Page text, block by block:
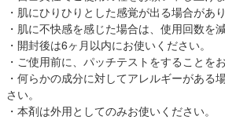
・肌にひりひりとした感覚が出る場合があり
・肌に不快感を感じた場合は、使用回数を
・開封後は6ヶ月以内にお使いください。
・ご使用前に、パッチテストをすることを
・何らかの成分に対してアレルギーがある
さい。
・本剤は外用としてのみお使いください。